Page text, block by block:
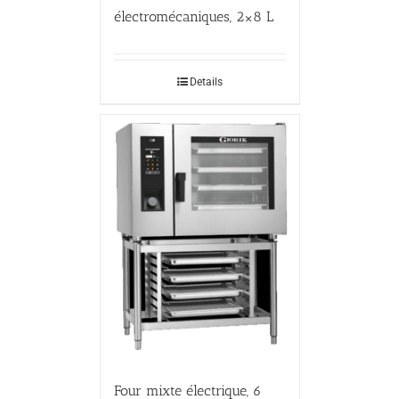
électromécaniques, 2×8 L
Details
Four mixte électrique, 6